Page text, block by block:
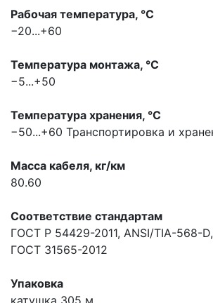
Рабочая температура, °С
−20...+60
Температура монтажа, °С
−5...+50
Температура хранения, °С
−50...+60 Транспортировка и
Масса кабеля, кг/км
80.60
Соответствие стандартам
ГОСТ Р 54429-2011, ANSI/TIA-568-D,
ГОСТ 31565-2012
Упаковка
катушка 305 м